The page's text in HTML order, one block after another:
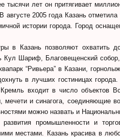
лет он притягивает
августе 2005 года Казань
истории города. Город
в Казань позволяют охватить
Кул Шариф, Благовещенский
“Ривьера” в Казани,
в лучших гостиницах
входит в число объектов
мечети и синагога, соединяющие
можно назвать и
развития промышленности и
местами. Казань красива в